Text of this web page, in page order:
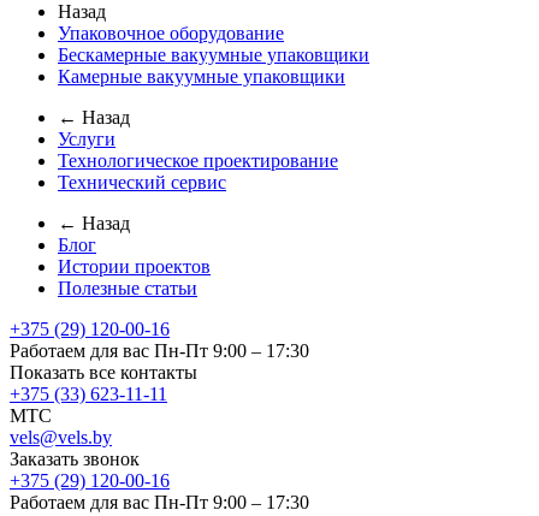
Назад
Упаковочное оборудование
Бескамерные вакуумные упаковщики
Камерные вакуумные упаковщики
← Назад
Услуги
Технологическое проектирование
Технический сервис
← Назад
Блог
Истории проектов
Полезные статьи
+375 (29) 120-00-16
Работаем для вас Пн-Пт 9:00 – 17:30
Показать все контакты
+375 (33) 623-11-11
MTC
vels@vels.by
Заказать звонок
+375 (29) 120-00-16
Работаем для вас Пн-Пт 9:00 – 17:30